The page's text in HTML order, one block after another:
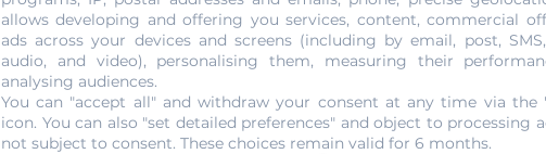
allows developing and offering you services, content, commercial
ads across your devices and screens (including by email, post,
audio, and video), personalising them, measuring their
analysing audiences.
You can "accept all" and withdraw your consent at any time via the
icon. You can also "set detailed preferences" and object to processing
not subject to consent. These choices remain valid for 6 months.